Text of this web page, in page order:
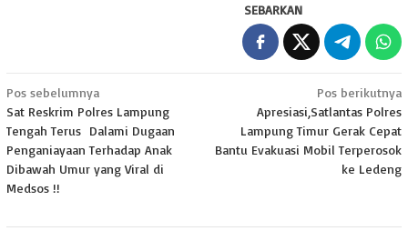
SEBARKAN
Navigasi
pos
Pos sebelumnya
Sat Reskrim Polres Lampung
Tengah Terus Dalami Dugaan
Penganiayaan Terhadap Anak
Dibawah Umur yang Viral di
Medsos !!
Pos berikutnya
Apresiasi,Satlantas Polres
Lampung Timur Gerak Cepat
Bantu Evakuasi Mobil Terperosok
ke Ledeng